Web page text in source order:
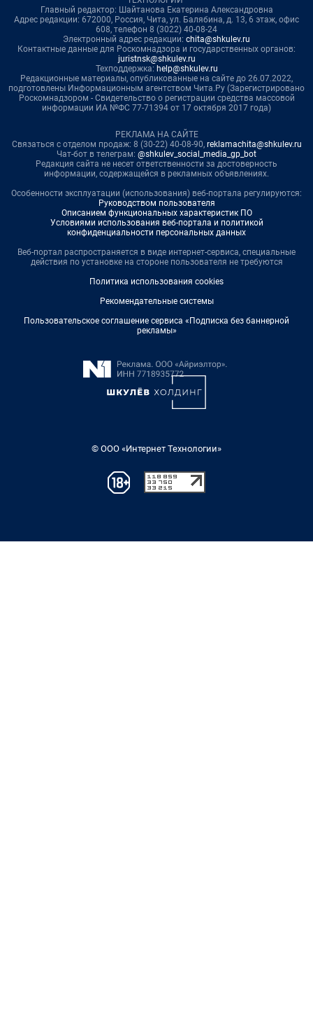
Главный редактор: Шайтанова Екатерина Александровна
Адрес редакции: 672000, Россия, Чита, ул. Балябина, д. 13, 6 этаж, офис
608, телефон 8 (3022) 40-08-24
Электронный адрес редакции: chita@shkulev.ru
Контактные данные для Роскомнадзора и государственных органов:
juristnsk@shkulev.ru
Техподдержка: help@shkulev.ru
Редакционные материалы, опубликованные на сайте до 26.07.2022,
подготовлены Информационным агентством Чита.Ру (Зарегистрировано
Роскомнадзором - Свидетельство о регистрации средства массовой
информации ИА №ФС 77-71394 от 17 октября 2017 года)
РЕКЛАМА НА САЙТЕ
Связаться с отделом продаж: 8 (30-22) 40-08-90, reklamachita@shkulev.ru
Чат-бот в телеграм: @shkulev_social_media_gp_bot
Редакция сайта не несет ответственности за достоверность
информации, содержащейся в рекламных объявлениях.
Особенности эксплуатации (использования) веб-портала регулируются:
Руководством пользователя
Описанием функциональных характеристик ПО
Условиями использования веб-портала и политикой
конфиденциальности персональных данных
Веб-портал распространяется в виде интернет-сервиса, специальные
действия по установке на стороне пользователя не требуются
Политика использования cookies
Рекомендательные системы
Пользовательское соглашение сервиса «Подписка без баннерной
рекламы»
© ООО «Интернет Технологии»